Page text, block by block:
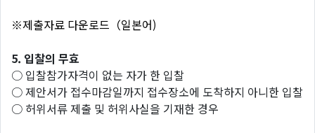
※제출자료 다운로드（일본어)
5. 입찰의 무효
○ 입찰참가자격이 없는 자가 한 입찰
○ 제안서가 접수마감일까지 접수장소에 도착하지 아니한 입찰
○ 허위서류 제출 및 허위사실을 기재한 경우